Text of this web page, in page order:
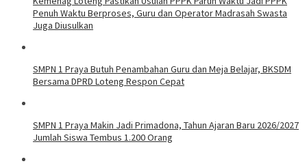
Penuh Waktu Berproses, Guru dan Operator Madrasah Swasta
Juga Diusulkan
SMPN 1 Praya Butuh Penambahan Guru dan Meja Belajar, BKSDM
Bersama DPRD Loteng Respon Cepat
SMPN 1 Praya Makin Jadi Primadona, Tahun Ajaran Baru 2026/2027
Jumlah Siswa Tembus 1.200 Orang